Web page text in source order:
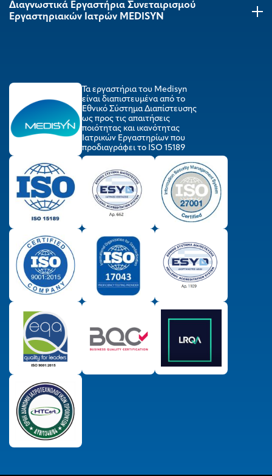
Διαγνωστικά Εργαστήρια Συνεταιρισμού
Εργαστηριακών Ιατρών MEDISYΝ
Τα εργαστήρια του Medisyn
είναι διαπιστευμένα από το
Εθνικό Σύστημα Διαπίστευσης
ως προς τις απαιτήσεις
ποιότητας και ικανότητας
Ιατρικών Εργαστηρίων που
προδιαγράφει το ISO 15189